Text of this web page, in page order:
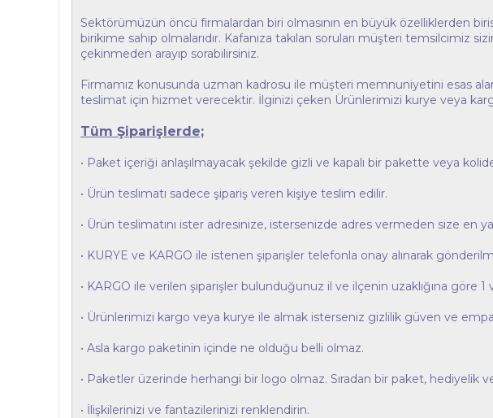
Sektörümüzün öncü firmalardan biri olmasının en büyük özelliklerden
birikime sahip olmalarıdır. Kafanıza takılan soruları müşteri temsilcimiz
çekinmeden arayıp sorabilirsiniz.
Firmamız konusunda uzman kadrosu ile müşteri memnuniyetini esas
teslimat için hizmet verecektir. İlginizi çeken Ürünlerimizi kurye veya
Tüm Şiparişlerde;
• Paket içeriği anlaşılmayacak şekilde gizli ve kapalı bir pakette veya
• Ürün teslimatı sadece şipariş veren kişiye teslim edilir.
• Ürün teslimatını ister adresinize, istersenizde adres vermeden size en
• KURYE ve KARGO ile istenen şiparişler telefonla onay alınarak
• KARGO ile verilen şiparişler bulunduğunuz il ve ilçenin uzaklığına göre
• Ürünlerimizi kargo veya kurye ile almak isterseniz gizlilik güven ve
• Asla kargo paketinin içinde ne olduğu belli olmaz.
• Paketler üzerinde herhangi bir logo olmaz. Sıradan bir paket, hediyelik
• İlişkilerinizi ve fantazilerinizi renklendirin.